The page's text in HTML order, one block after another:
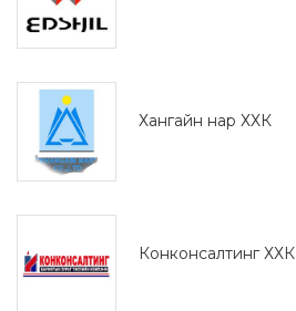
Хангайн нар ХХК
Конконсалтинг ХХК